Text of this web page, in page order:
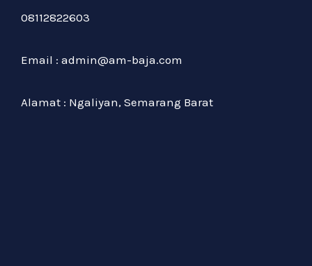
08112822603
Email : admin@am-baja.com
Alamat : Ngaliyan, Semarang Barat